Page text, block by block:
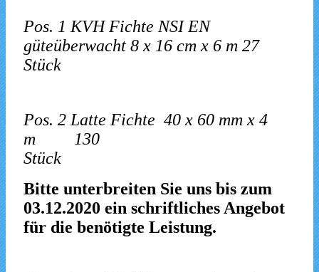
Pos. 1 KVH Fichte NSI EN
güteüberwacht 8 x 16 cm x 6 m 27
Stück
Pos. 2 Latte Fichte 40 x 60 mm x 4
m 130
Stück
Bitte unterbreiten Sie uns bis zum
03.12.2020 ein schriftliches Angebot
für die benötigte Leistung.